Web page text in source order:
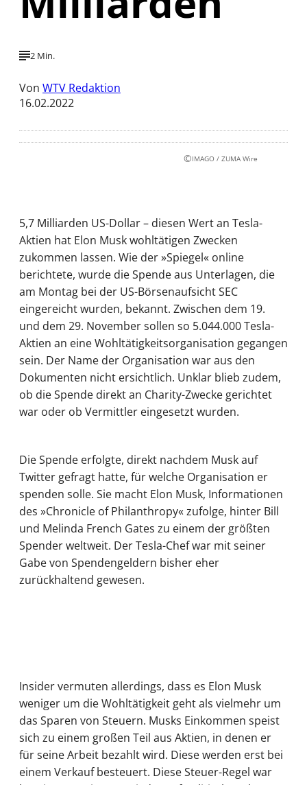
2 Min.
Von WTV Redaktion
16.02.2022
©IMAGO / ZUMA Wire
5,7 Milliarden US-Dollar – diesen Wert an Tesla-
Aktien hat Elon Musk wohltätigen Zwecken
zukommen lassen. Wie der »Spiegel« online
berichtete, wurde die Spende aus Unterlagen, die
am Montag bei der US-Börsenaufsicht SEC
eingereicht wurden, bekannt. Zwischen dem 19.
und dem 29. November sollen so 5.044.000 Tesla-
Aktien an eine Wohltätigkeitsorganisation gegangen
sein. Der Name der Organisation war aus den
Dokumenten nicht ersichtlich. Unklar blieb zudem,
ob die Spende direkt an Charity-Zwecke gerichtet
war oder ob Vermittler eingesetzt wurden.
Die Spende erfolgte, direkt nachdem Musk auf
Twitter gefragt hatte, für welche Organisation er
spenden solle. Sie macht Elon Musk, Informationen
des »Chronicle of Philanthropy« zufolge, hinter Bill
und Melinda French Gates zu einem der größten
Spender weltweit. Der Tesla-Chef war mit seiner
Gabe von Spendengeldern bisher eher
zurückhaltend gewesen.
Insider vermuten allerdings, dass es Elon Musk
weniger um die Wohltätigkeit geht als vielmehr um
das Sparen von Steuern. Musks Einkommen speist
sich zu einem großen Teil aus Aktien, in denen er
für seine Arbeit bezahlt wird. Diese werden erst bei
einem Verkauf besteuert. Diese Steuer-Regel war